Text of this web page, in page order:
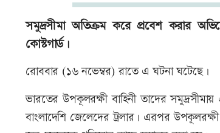
সমুদ্রসীমা অতিক্রম করে প্রবেশ করার
কোস্টগার্ড।
রোববার (১৬ নভেম্বর) রাতে এ ঘটনা ঘটেছে।
ভারতের উপকূলরক্ষী বাহিনী তাদের
বাংলাদেশি জেলেদের ট্রলার। এরপর